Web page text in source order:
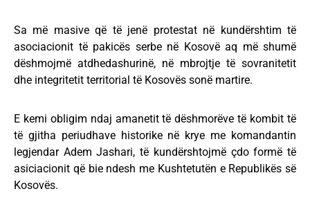
Sa më masive që të jenë protestat në kundërshtim të
asociacionit të pakicës serbe në Kosovë aq më shumë
dëshmojmë atdhedashurinë, në mbrojtje të sovranitetit
dhe integritetit territorial të Kosovës sonë martire.
E kemi obligim ndaj amanetit të dëshmorëve të kombit të
të gjitha periudhave historike në krye me komandantin
legjendar Adem Jashari, të kundërshtojmë çdo formë të
asiciacionit që bie ndesh me Kushtetutën e Republikës së
Kosovës.